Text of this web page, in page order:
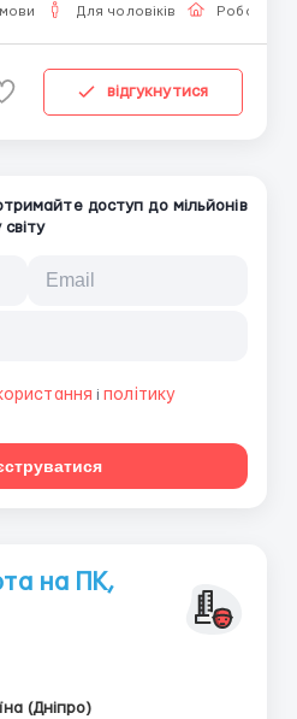
Для чоловіків Робота
відгукнутися
доступ до мільйонів
і політику
на ПК,
(Дніпро)